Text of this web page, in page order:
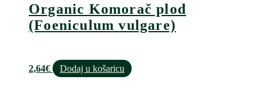
Organic Komorač plod
(Foeniculum vulgare)
2,64€ Dodaj u košaricu